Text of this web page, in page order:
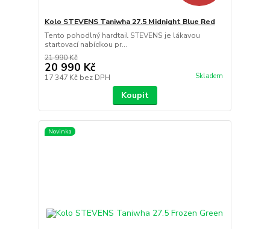
Kolo STEVENS Taniwha 27.5 Midnight Blue Red
Tento pohodlný hardtail STEVENS je lákavou
startovací nabídkou pr...
21 990 Kč
20 990 Kč
17 347 Kč bez DPH Skladem
Koupit
Novinka